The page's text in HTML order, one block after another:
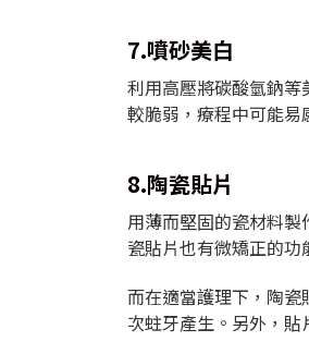
7.噴砂美白
利用高壓將碳酸氫鈉
較脆弱，療程中可能易
8.陶瓷貼片
用薄而堅固的瓷材料
瓷貼片也有微矯正的
而在適當護理下，陶
次蛀牙產生。另外，